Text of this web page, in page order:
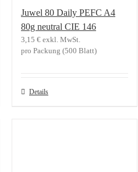
Juwel 80 Daily PEFC A4
80g neutral CIE 146
3,15 € exkl. MwSt.
pro Packung (500 Blatt)
Details